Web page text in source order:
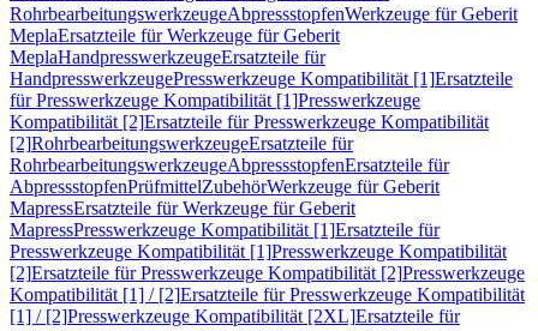
RohrbearbeitungswerkzeugeAbpressstopfenWerkzeuge für Geberit
MeplaErsatzteile für Werkzeuge für Geberit
MeplaHandpresswerkzeugeErsatzteile für
HandpresswerkzeugePresswerkzeuge Kompatibilität [1]Ersatzteile
für Presswerkzeuge Kompatibilität [1]Presswerkzeuge
Kompatibilität [2]Ersatzteile für Presswerkzeuge Kompatibilität
[2]RohrbearbeitungswerkzeugeErsatzteile für
RohrbearbeitungswerkzeugeAbpressstopfenErsatzteile für
AbpressstopfenPrüfmittelZubehörWerkzeuge für Geberit
MapressErsatzteile für Werkzeuge für Geberit
MapressPresswerkzeuge Kompatibilität [1]Ersatzteile für
Presswerkzeuge Kompatibilität [1]Presswerkzeuge Kompatibilität
[2]Ersatzteile für Presswerkzeuge Kompatibilität [2]Presswerkzeuge
Kompatibilität [1] / [2]Ersatzteile für Presswerkzeuge Kompatibilität
[1] / [2]Presswerkzeuge Kompatibilität [2XL]Ersatzteile für